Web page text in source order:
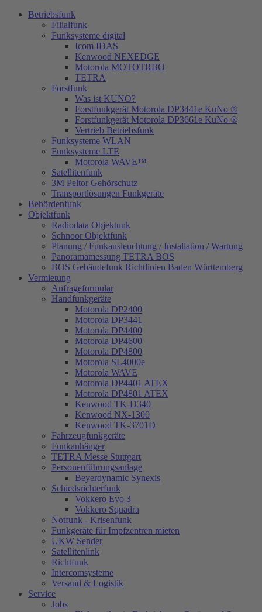
Betriebsfunk
Filialfunk
Funksysteme digital
Icom IDAS
Kenwood NEXEDGE
Motorola MOTOTRBO
TETRA
Forstfunk
Was ist KUNO?
Forstfunkgerät Motorola DP3441e KuNo ®
Forstfunkgerät Motorola DP3661e KuNo ®
Vertrieb Betriebsfunk
Funksysteme WLAN
Funksysteme LTE
Motorola WAVE™
Satellitenfunk
3M Peltor Gehörschutz
Transportlösungen Funkgeräte
Behördenfunk
Objektfunk
Radiodata Objektunk
Schnoor Objektfunk
Planung / Funkausleuchtung / Installation / Wartung
Panoramamessung TETRA BOS
BOS Gebäudefunk Richtlinien Baden Württemberg
Vermietung
Anfrageformular
Handfunkgeräte
Motorola DP2400
Motorola DP3441
Motorola DP4400
Motorola DP4600
Motorola DP4800
Motorola SL4000e
Motorola WAVE
Motorola DP4401 ATEX
Motorola DP4801 ATEX
Kenwood TK-D340
Kenwood NX-1300
Kenwood TK-3701D
Fahrzeugfunkgeräte
Funkanhänger
TETRA Messe Stuttgart
Personenführungsanlage
Beyerdynamic Synexis
Schiedsrichterfunk
Vokkero Evo 3
Vokkero Squadra
Notfunk - Krisenfunk
Funkgeräte für Impfzentren mieten
UKW Sender
Satellitenlink
Richtfunk
Intercomsysteme
Versand & Logistik
Service
Jobs